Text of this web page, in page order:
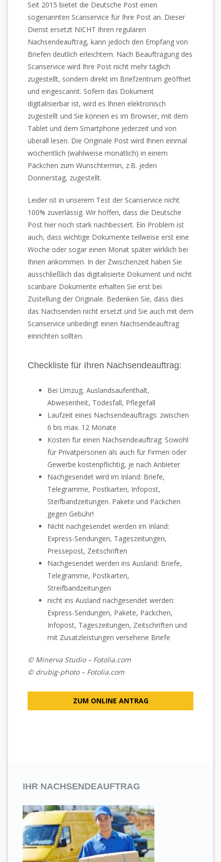
Seit 2015 bietet die Deutsche Post einen
sogenannten Scanservice für Ihre Post an. Dieser
Dienst ersetzt NICHT Ihren regulären
Nachsendeauftrag, kann jedoch den Empfang von
Briefen deutlich erleichtern. Nach Beauftragung des
Scanservice wird Ihre Post nicht mehr täglich
zugestellt, sondern direkt im Briefzentrum geöffnet
und eingescannt. Sofern das Dokument
digitalisierbar ist, wird es Ihnen elektronisch
zugestellt und Sie können es im Browser, mit dem
Tablet und dem Smartphone jederzeit und von
überall lesen. Die Originale Post wird Ihnen einmal
wöchentlich (wahlweise monatlich) in einem
Päckchen zum Wunschtermin, z.B. jeden
Donnerstag, zugestellt.
Leider ist in unserem Test der Scanservice nicht
100% zuverlässig. Wir hoffen, dass die Deutsche
Post hier noch stark nachbessert. Ein Problem ist
auch, dass wichtige Dokumente teilweise erst eine
Woche oder sogar einen Monat später wirklich bei
Ihnen ankommen. In der Zwischenzeit haben Sie
ausschließlich das digitalisierte Dokument und nicht
scanbare Dokumente erhalten Sie erst bei
Zustellung der Originale. Bedenken Sie, dass dies
das Nachsenden nicht ersetzt und Sie auch mit dem
Scanservice unbedingt einen Nachsendeauftrag
einrichten sollten.
Checkliste für Ihren Nachsendeauftrag:
Bei Umzug, Auslandsaufenthalt,
Abwesenheit, Todesfall, Pflegefall
Laufzeit eines Nachsendeauftrags: zwischen
6 bis max. 12 Monate
Kosten für einen Nachsendeauftrag: Sowohl
für Privatpersonen als auch für Firmen oder
Gewerbe kostenpflichtig, je nach Anbieter
Nachgesendet wird im Inland: Briefe,
Telegramme, Postkarten, Infopost,
Steifbandzeitungen. Pakete und Päckchen
gegen Gebühr!
Nicht nachgesendet werden im Inland:
Express-Sendungen, Tageszeitungen,
Pressepost, Zeitschriften
Nachgesendet werden ins Ausland: Briefe,
Telegramme, Postkarten,
Streifbandzeitungen
nicht ins Ausland nachgesendet werden:
Express-Sendungen, Pakete, Päckchen,
Infopost, Tageszeitungen, Zeitschriften und
mit Zusatzleistungen versehene Briefe
© Minerva Studio – Fotolia.com
© drubig-photo – Fotolia.com
ZUM ONLINE ANTRAG
IHR NACHSENDEAUFTRAG